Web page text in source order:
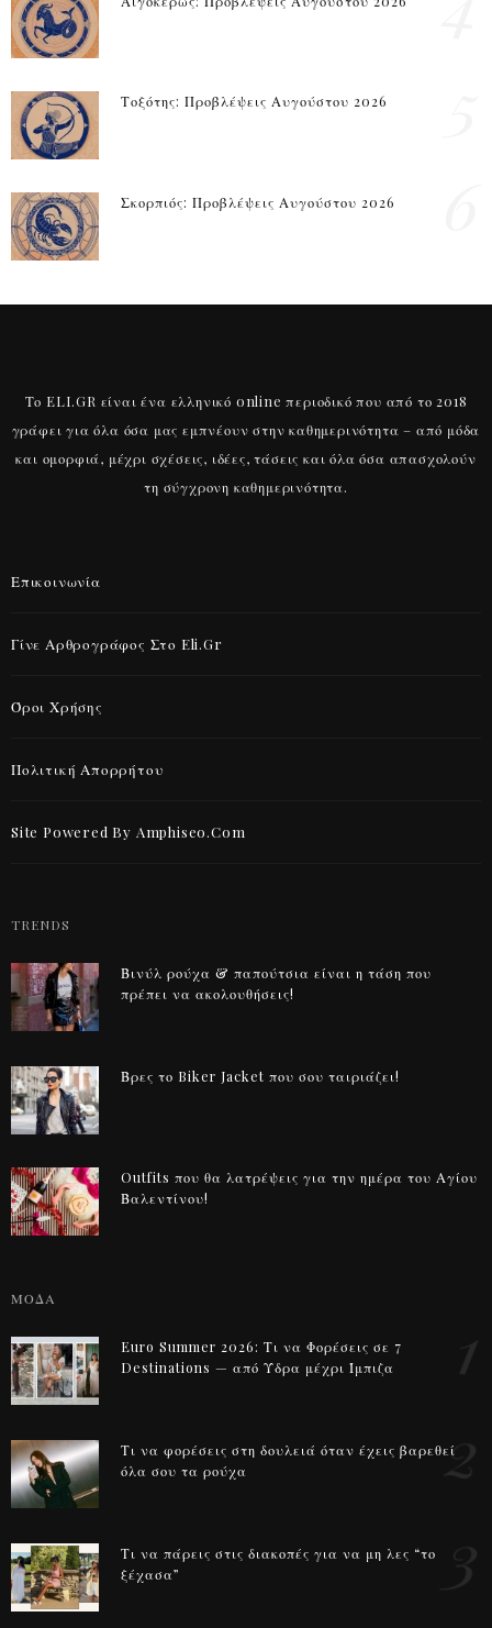
Τοξότης: Προβλέψεις Αυγούστου 2026
Σκορπιός: Προβλέψεις Αυγούστου 2026
Το ELI.GR είναι ένα ελληνικό online περιοδικό που από το 2018
γράφει για όλα όσα μας εμπνέουν στην καθημερινότητα – από μόδα
και ομορφιά, μέχρι σχέσεις, ιδέες, τάσεις και όλα όσα απασχολούν
τη σύγχρονη καθημερινότητα.
Επικοινωνία
Γίνε Αρθρογράφος Στο Eli.gr
Όροι Χρήσης
Πολιτική Απορρήτου
Site Powered By Amphiseo.com
TRENDS
Βινύλ ρούχα & παπούτσια είναι η τάση που
πρέπει να ακολουθήσεις!
Βρες το Biker Jacket που σου ταιριάζει!
Outfits που θα λατρέψεις για την ημέρα του Αγίου
Βαλεντίνου!
ΜΟΔΑ
Euro Summer 2026: Τι να Φορέσεις σε 7
Destinations — από Ύδρα μέχρι Ίμπιζα
Τι να φορέσεις στη δουλειά όταν έχεις βαρεθεί
όλα σου τα ρούχα
2
Τι να πάρεις στις διακοπές για να μη λες “το
ξέχασα”